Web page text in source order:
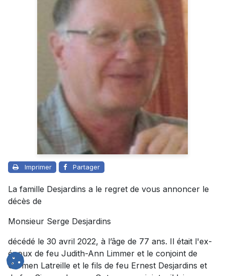
Imprimer Partager
La famille Desjardins a le regret de vous annoncer le
décès de
Monsieur Serge Desjardins
décédé le 30 avril 2022, à l’âge de 77 ans. Il était l'ex-
époux de feu Judith-Ann Limmer et le conjoint de
Carmen Latreille et le fils de feu Ernest Desjardins et